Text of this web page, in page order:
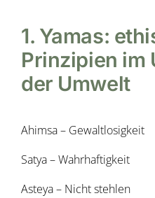
1. Yamas:
Prinzipien im
der Umwelt
Ahimsa – Gewaltlosigkeit
Satya – Wahrhaftigkeit
Asteya – Nicht stehlen